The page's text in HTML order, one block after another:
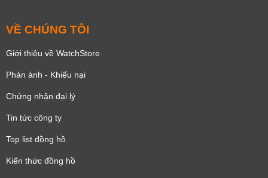
VỀ CHÚNG TÔI
Giới thiệu về WatchStore
Phản ánh - Khiếu nại
Chứng nhận đại lý
Tin tức công ty
Top list đồng hồ
Kiến thức đồng hồ